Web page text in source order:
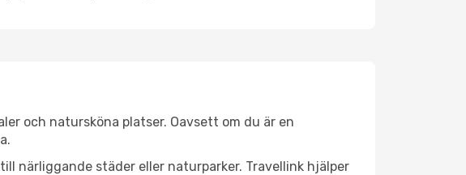
och natursköna platser. Oavsett om du är en
närliggande städer eller naturparker. Travellink hjälper